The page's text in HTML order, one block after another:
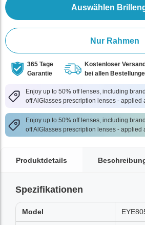
Auswählen
Nur Rahmen
365 Tage
Garantie
Kostenloser Versand
bei allen
Enjoy up to 50% off lenses, including
off AlGlasses prescription lenses - applied
Enjoy up to 50% off lenses, including
off AlGlasses prescription lenses - applied
Produktdetails
Spezifikationen
Model